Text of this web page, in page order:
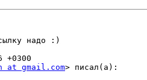
надо :)
+0300
at gmail.com> писал(а):